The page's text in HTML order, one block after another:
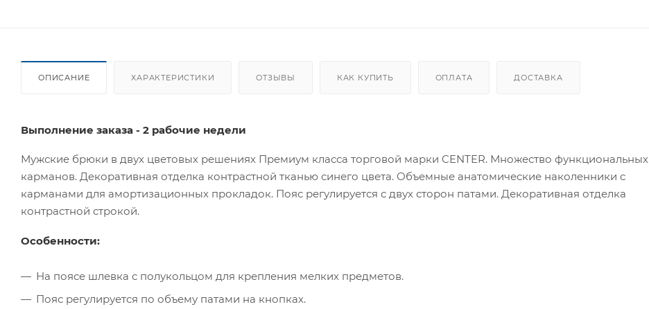
ОПИСАНИЕ ХАРАКТЕРИСТИКИ ОТЗЫВЫ КАК КУПИТЬ ОПЛАТА ДОСТАВКА
Выполнение заказа - 2 рабочие недели
Мужские брюки в двух цветовых решениях Премиум класса торговой марки CENTER. Множество функциональных
карманов. Декоративная отделка контрастной тканью синего цвета. Объемные анатомические наколенники с
карманами для амортизационных прокладок. Пояс регулируется с двух сторон патами. Декоративная отделка
контрастной строкой.
Особенности:
На поясе шлевка с полукольцом для крепления мелких предметов.
Пояс регулируется по объему патами на кнопках.